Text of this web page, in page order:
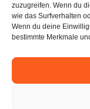
zuzugreifen. Wenn du
wie das Surfverhalten
Wenn du deine
bestimmte Merkmale